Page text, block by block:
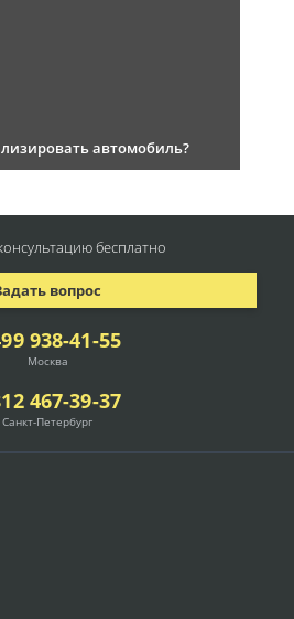
автомобиль?
938-41-55
Москва
467-39-37
Санкт-Петербург
вопрос
бесплатно